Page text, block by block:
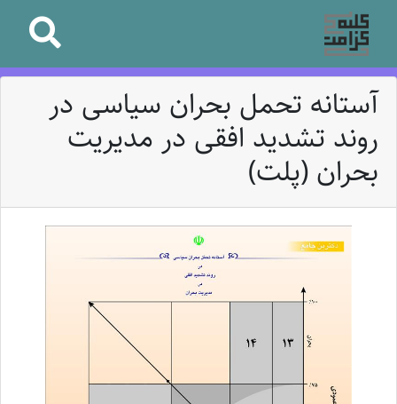
آستانه تحمل بحران سیاسی در
روند تشدید افقی در مدیریت
بحران (پلت)